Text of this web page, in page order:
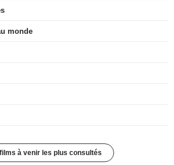
monde
à venir les plus consultés